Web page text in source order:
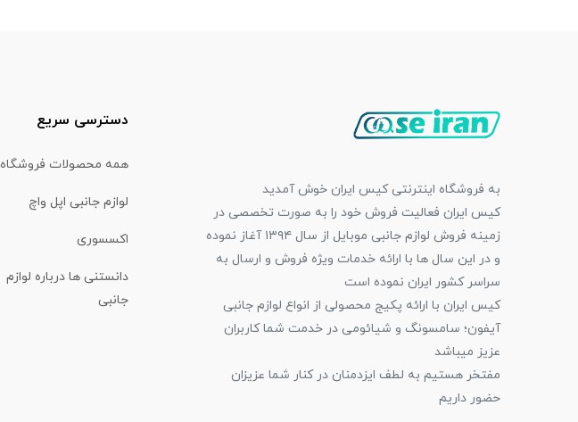
به فروشگاه اینترنتی کیس ایران خوش آمدید
کیس ایران فعالیت فروش خود را به صورت تخصصی در
زمینه فروش لوازم جانبی موبایل از سال ۱۳۹۴ آغاز نموده
و در این سال ها با ارائه خدمات ویژه فروش و ارسال به
سراسر کشور ایران نموده است
کیس ایران با ارائه پکیج محصولی از انواع لوازم جانبی
آیفون؛ سامسونگ و شیائومی در خدمت شما کاربران
عزیز میباشد
مفتخر هستیم به لطف ایزدمنان در کنار شما عزیزان
حضور داریم
دسترسی سریع
همه محصولات فروشگاه
لوازم جانبی اپل واچ
اکسسوری
دانستنی ها درباره لوازم
جانبی